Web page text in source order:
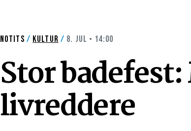
NOTITS / KULTUR / 8. JUL • 14:00
Stor
livreddere